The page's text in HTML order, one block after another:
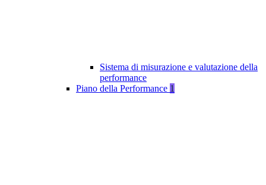
Sistema di misurazione e valutazione della
performance
Piano della Performance 1